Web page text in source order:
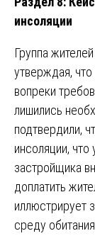
инсоляции
Группа
утверждая,
вопреки
лишились
подтвердили,
инсоляции,
застройщика
доплатить
иллюстрирует
среду обитания.